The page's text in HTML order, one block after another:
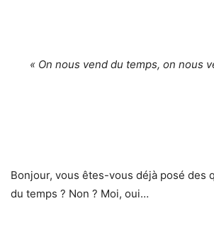
« On nous vend du temps, on nous
Bonjour, vous êtes-vous déjà posé des
du temps ? Non ? Moi, oui…